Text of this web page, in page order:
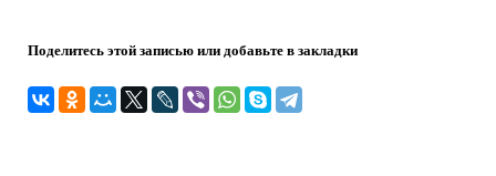
Поделитесь этой записью или добавьте в закладки